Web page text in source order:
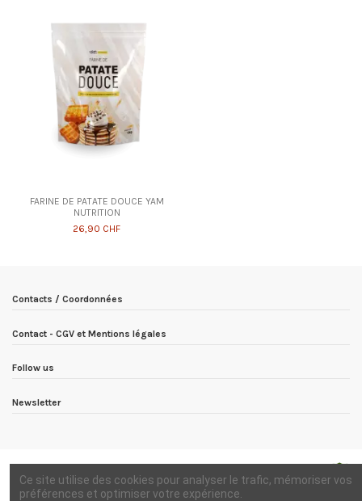
FARINE DE PATATE DOUCE YAM
NUTRITION
26,90 CHF
Contacts / Coordonnées
Contact - CGV et Mentions légales
Follow us
Newsletter
Ce site utilise des cookies pour analyser le trafic, mémoriser vos
préférences et optimiser votre expérience.